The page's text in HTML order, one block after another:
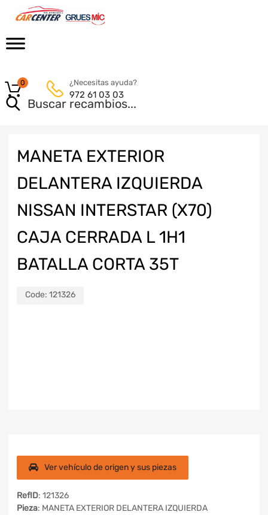
¿Necesitas ayuda?
972 61 03 03
0
MANETA EXTERIOR
DELANTERA IZQUIERDA
NISSAN INTERSTAR (X70)
CAJA CERRADA L 1H1
BATALLA CORTA 35T
Code: 121326
Ver vehículo de origen y sus piezas
RefID: 121326
Pieza: MANETA EXTERIOR DELANTERA IZQUIERDA